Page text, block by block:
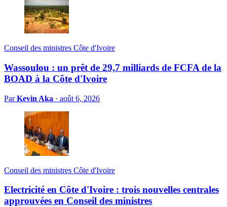
Conseil des ministres Côte d'Ivoire
Wassoulou : un prêt de 29,7 milliards de FCFA de la
BOAD à la Côte d'Ivoire
ParKevin Aka · août 6, 2026
Conseil des ministres Côte d'Ivoire
Electricité en Côte d'Ivoire : trois nouvelles centrales
approuvées en Conseil des ministres